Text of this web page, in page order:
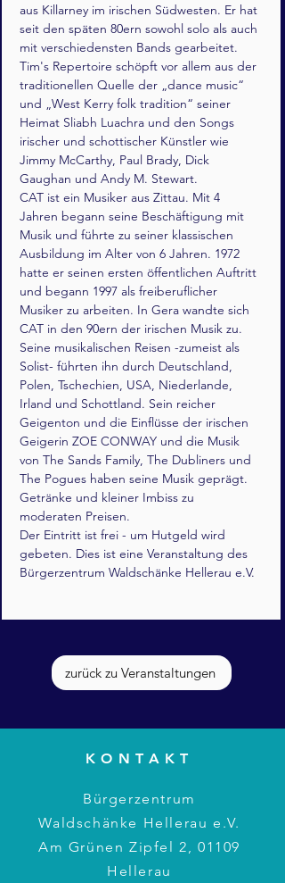
aus Killarney im irischen Südwesten. Er hat
seit den späten 80ern sowohl solo als auch
mit verschiedensten Bands gearbeitet.
Tim's Repertoire schöpft vor allem aus der
traditionellen Quelle der „dance music“
und „West Kerry folk tradition“ seiner
Heimat Sliabh Luachra und den Songs
irischer und schottischer Künstler wie
Jimmy McCarthy, Paul Brady, Dick
Gaughan und Andy M. Stewart.
CAT ist ein Musiker aus Zittau. Mit 4
Jahren begann seine Beschäftigung mit
Musik und führte zu seiner klassischen
Ausbildung im Alter von 6 Jahren. 1972
hatte er seinen ersten öffentlichen Auftritt
und begann 1997 als freiberuflicher
Musiker zu arbeiten. In Gera wandte sich
CAT in den 90ern der irischen Musik zu.
Seine musikalischen Reisen -zumeist als
Solist- führten ihn durch Deutschland,
Polen, Tschechien, USA, Niederlande,
Irland und Schottland. Sein reicher
Geigenton und die Einflüsse der irischen
Geigerin ZOE CONWAY und die Musik
von The Sands Family, The Dubliners und
The Pogues haben seine Musik geprägt.
Getränke und kleiner Imbiss zu
moderaten Preisen.
Der Eintritt ist frei - um Hutgeld wird
gebeten. Dies ist eine Veranstaltung des
Bürgerzentrum Waldschänke Hellerau e.V.
zurück zu Veranstaltungen
KONTAKT
Bürgerzentrum
Waldschänke Hellerau e.V.
Am Grünen Zipfel 2, 01109
Hellerau